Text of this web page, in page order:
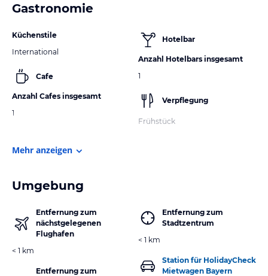
Gastronomie
Küchenstile
International
Cafe
Anzahl Cafes insgesamt
1
Hotelbar
Anzahl Hotelbars insgesamt
1
Verpflegung
Frühstück
Mehr anzeigen
Umgebung
Entfernung zum
nächstgelegenen
Flughafen
< 1 km
Entfernung zum
Entfernung zum
Stadtzentrum
< 1 km
Station für HolidayCheck
Mietwagen Bayern